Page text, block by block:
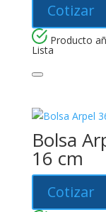
Cotizar
Producto
Lista
Bolsa
16 cm
Cotizar